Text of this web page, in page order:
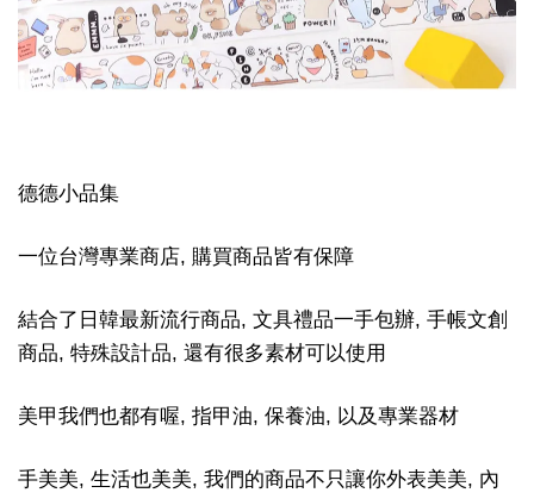
德德小品集
一位台灣專業商店, 購買商品皆有保障
結合了日韓最新流行商品, 文具禮品一手包辦, 手帳文創
商品, 特殊設計品, 還有很多素材可以使用
美甲我們也都有喔, 指甲油, 保養油, 以及專業器材
手美美, 生活也美美, 我們的商品不只讓你外表美美, 內